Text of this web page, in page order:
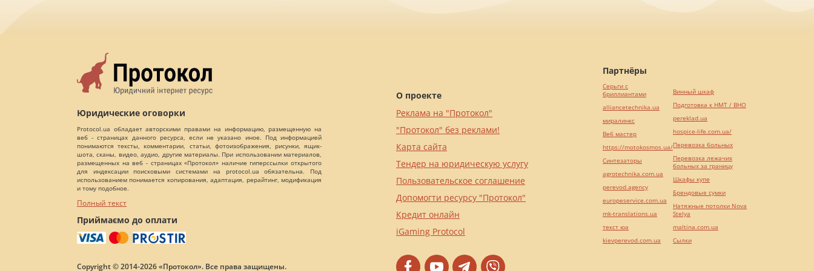
Юридические оговорки
Protocol.ua обладает авторскими правами на информацию, размещенную на
веб - страницах данного ресурса, если не указано иное. Под информацией
понимаются тексты, комментарии, статьи, фотоизображения, рисунки, ящик-
шота, сканы, видео, аудио, другие материалы. При использовании материалов,
размещенных на веб - страницах «Протокол» наличие гиперссылки открытого
для индексации поисковыми системами на protocol.ua обязательна. Под
использованием понимается копирования, адаптация, рерайтинг, модификация
и тому подобное.
Полный текст
Приймаємо до оплати
Copyright © 2014-2026 «Протокол». Все права защищены.
О проекте
Реклама на "Протокол"
"Протокол" без реклами!
Карта сайта
Тендер на юридическую услугу
Пользовательское соглашение
Допомогти ресурсу "Протокол"
Кредит онлайн
iGaming Protocol
Партнёры
Серьги с
бриллиантами
alliancetechnika.ua
миралинкс
Веб мастер
https://motokosmos.ua/
Синтезаторы
agrotechnika.com.ua
perevod.agency
europeservice.com.ua
mk-translations.ua
текст юа
kievperevod.com.ua
Винный шкаф
Подготовка к НМТ / ВНО
pereklad.ua
hospice-life.com.ua/
Перевозка больных
Перевозка лежачих
больных за границу
Шкафы купе
Брендовые сумки
Натяжные потолки Nova
Stelya
maltina.com.ua
Cылки